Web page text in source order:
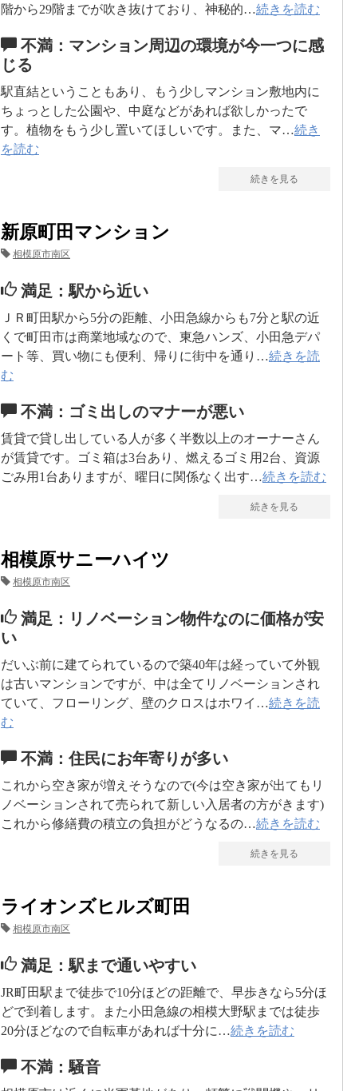
階から29階までが吹き抜けており、神秘的…続きを読む
不満：マンション周辺の環境が今一つに感
じる
駅直結ということもあり、もう少しマンション敷地内に
ちょっとした公園や、中庭などがあれば欲しかったで
す。植物をもう少し置いてほしいです。また、マ…続き
を読む
続きを見る
新原町田マンション
相模原市南区
満足：駅から近い
ＪＲ町田駅から5分の距離、小田急線からも7分と駅の近
くで町田市は商業地域なので、東急ハンズ、小田急デパ
ート等、買い物にも便利、帰りに街中を通り…続きを読
む
不満：ゴミ出しのマナーが悪い
賃貸で貸し出している人が多く半数以上のオーナーさん
が賃貸です。ゴミ箱は3台あり、燃えるゴミ用2台、資源
ごみ用1台ありますが、曜日に関係なく出す…続きを読む
続きを見る
相模原サニーハイツ
相模原市南区
満足：リノベーション物件なのに価格が安
い
だいぶ前に建てられているので築40年は経っていて外観
は古いマンションですが、中は全てリノベーションされ
ていて、フローリング、壁のクロスはホワイ…続きを読
む
不満：住民にお年寄りが多い
これから空き家が増えそうなので(今は空き家が出てもリ
ノベーションされて売られて新しい入居者の方がきます)
これから修繕費の積立の負担がどうなるの…続きを読む
続きを見る
ライオンズヒルズ町田
相模原市南区
満足：駅まで通いやすい
JR町田駅まで徒歩で10分ほどの距離で、早歩きなら5分ほ
どで到着します。また小田急線の相模大野駅までは徒歩
20分ほどなので自転車があれば十分に…続きを読む
不満：騒音